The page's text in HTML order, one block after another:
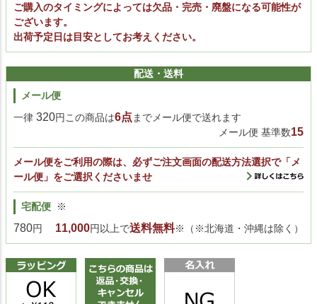
ご購入のタイミングによっては欠品・完売・廃盤になる可能性が
ございます。
出荷予定日は目安としてお考えください。
配送・送料
メール便
一律 320円この商品は6点 までメール便で送れます
メール便 基準数15
メール便をご利用の際は、必ずご注文画面の配送方法選択で「メ
ール便」をご選択くださいませ
宅配便
780円
※
11,000円以上で送料無料※（※北海道・沖縄は除く）